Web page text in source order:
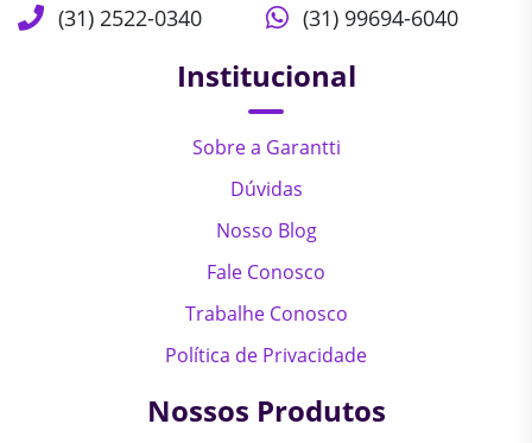
(31) 2522-0340 (31) 99694-6040
Institucional
Sobre a Garantti
Dúvidas
Nosso Blog
Fale Conosco
Trabalhe Conosco
Política de Privacidade
Nossos Produtos